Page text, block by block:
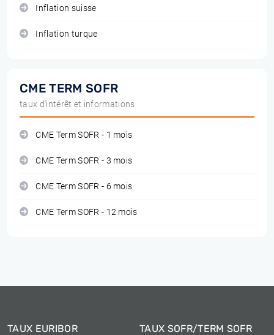
Inflation suisse
Inflation turque
CME TERM SOFR
taux d'intérêt et informations
CME Term SOFR - 1 mois
CME Term SOFR - 3 mois
CME Term SOFR - 6 mois
CME Term SOFR - 12 mois
TAUX EURIBOR TAUX SOFR/TERM SOFR